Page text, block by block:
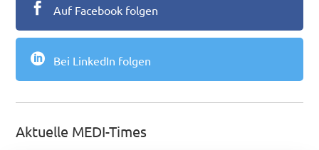
 Auf Facebook folgen
 Bei LinkedIn folgen
Aktuelle MEDI-Times